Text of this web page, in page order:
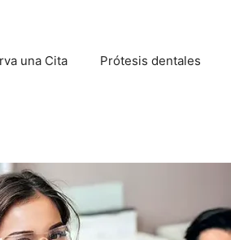
una Cita Prótesis dentales